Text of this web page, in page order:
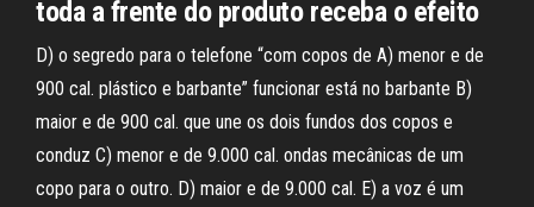
toda a frente do produto receba o efeito
D) o segredo para o telefone “com copos de A) menor e de
900 cal. plástico e barbante” funcionar está no barbante B)
maior e de 900 cal. que une os dois fundos dos copos e
conduz C) menor e de 9.000 cal. ondas mecânicas de um
copo para o outro. D) maior e de 9.000 cal. E) a voz é um